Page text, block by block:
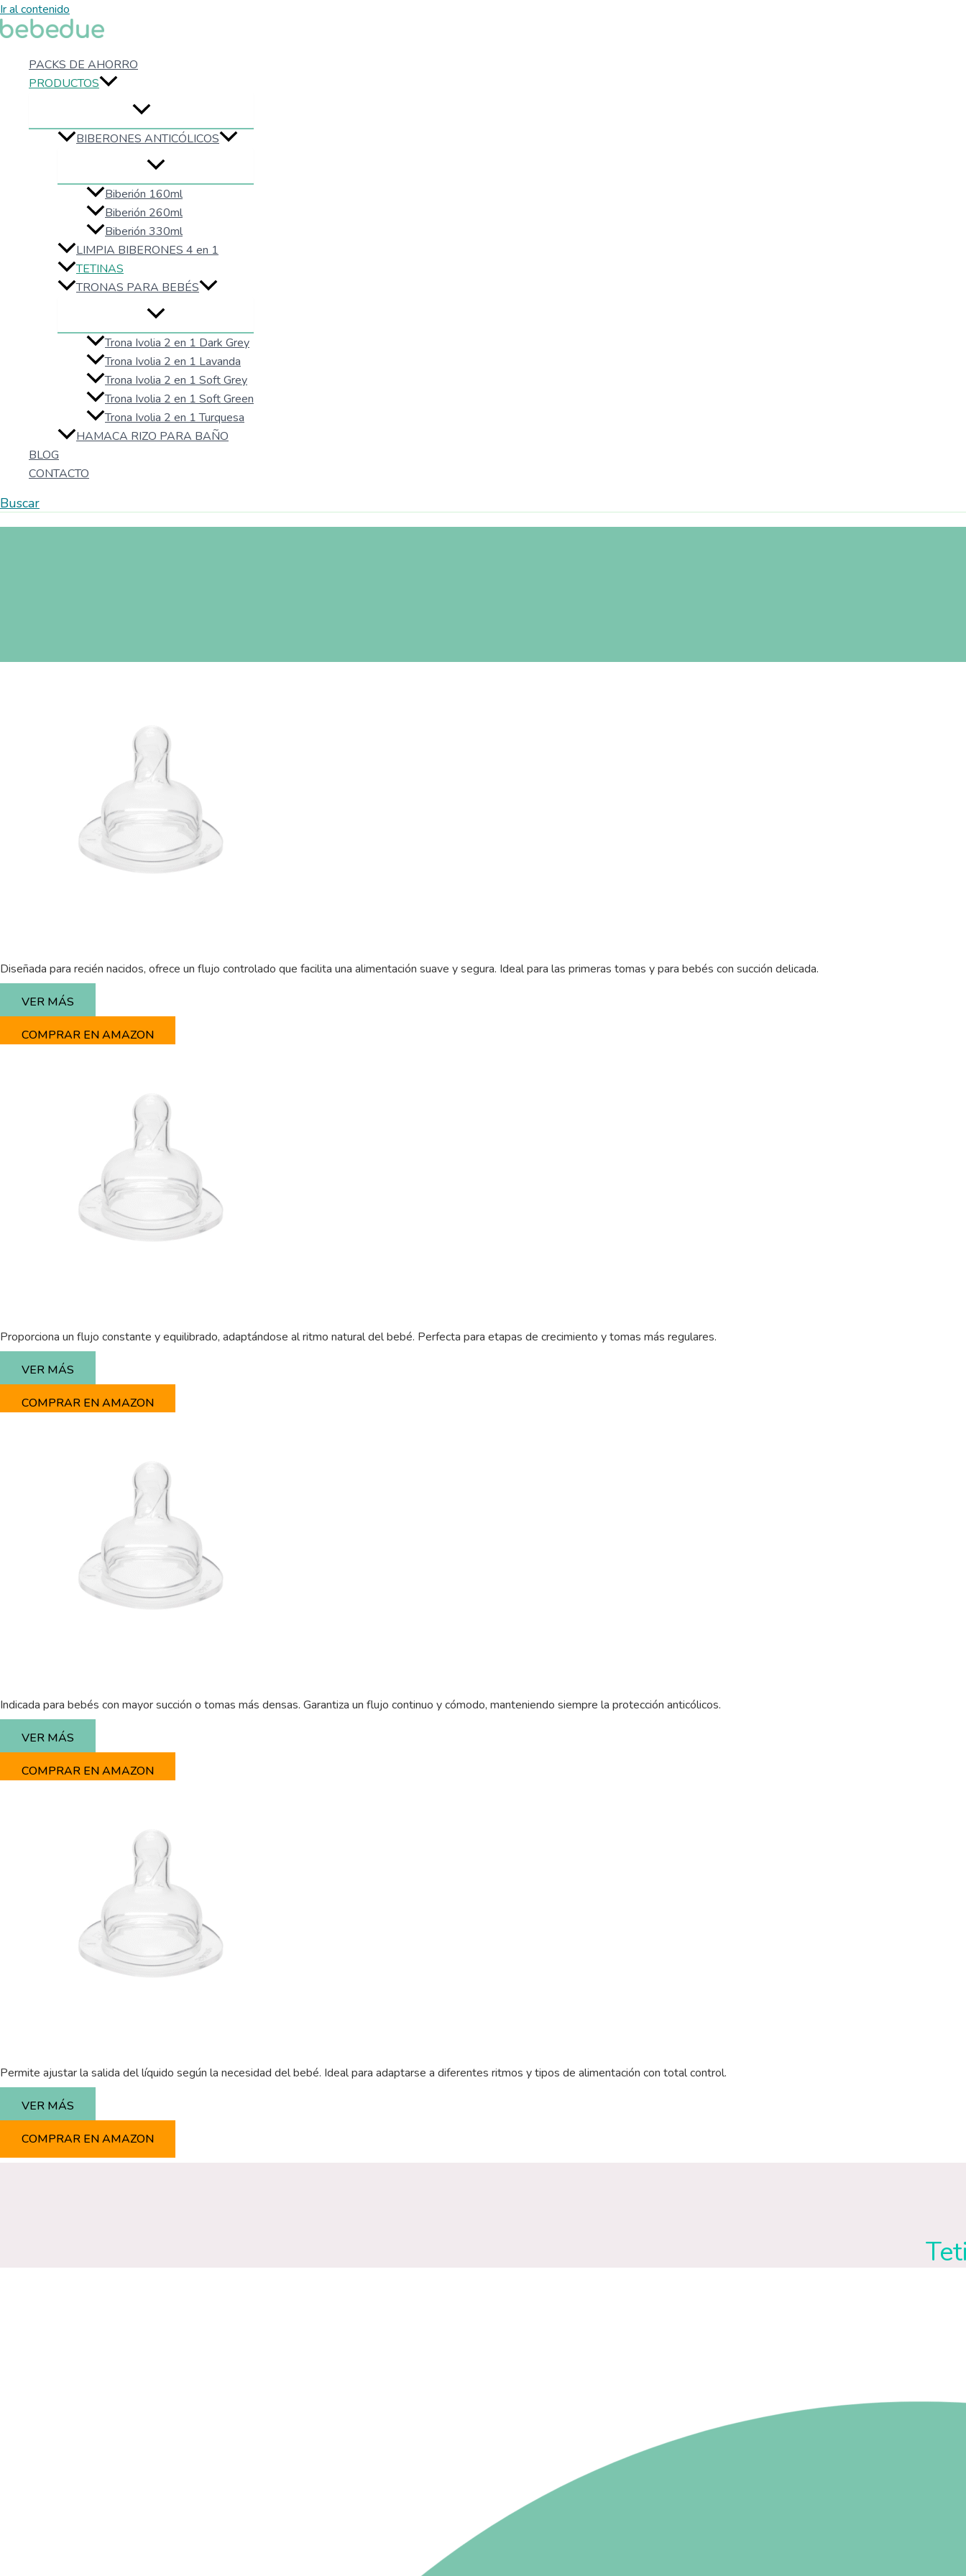
Ir al contenido
PACKS DE AHORRO
PRODUCTOS
BIBERONES ANTICÓLICOS
Biberión 160ml
Biberión 260ml
Biberión 330ml
LIMPIA BIBERONES 4 en 1
TETINAS
TRONAS PARA BEBÉS
Trona Ivolia 2 en 1 Dark Grey
Trona Ivolia 2 en 1 Lavanda
Trona Ivolia 2 en 1 Soft Grey
Trona Ivolia 2 en 1 Soft Green
Trona Ivolia 2 en 1 Turquesa
HAMACA RIZO PARA BAÑO
BLOG
CONTACTO
Buscar
Diseñada para recién nacidos, ofrece un flujo controlado que facilita una alimentación suave y segura. Ideal para las primeras tomas y para bebés con succión delicada.
VER MÁS
COMPRAR EN AMAZON
Proporciona un flujo constante y equilibrado, adaptándose al ritmo natural del bebé. Perfecta para etapas de crecimiento y tomas más regulares.
VER MÁS
COMPRAR EN AMAZON
Indicada para bebés con mayor succión o tomas más densas. Garantiza un flujo continuo y cómodo, manteniendo siempre la protección anticólicos.
VER MÁS
COMPRAR EN AMAZON
Permite ajustar la salida del líquido según la necesidad del bebé. Ideal para adaptarse a diferentes ritmos y tipos de alimentación con total control.
VER MÁS
COMPRAR EN AMAZON